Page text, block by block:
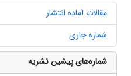
مقالات آماده انتشار
شماره جاری
شماره‌های پیشین نشریه